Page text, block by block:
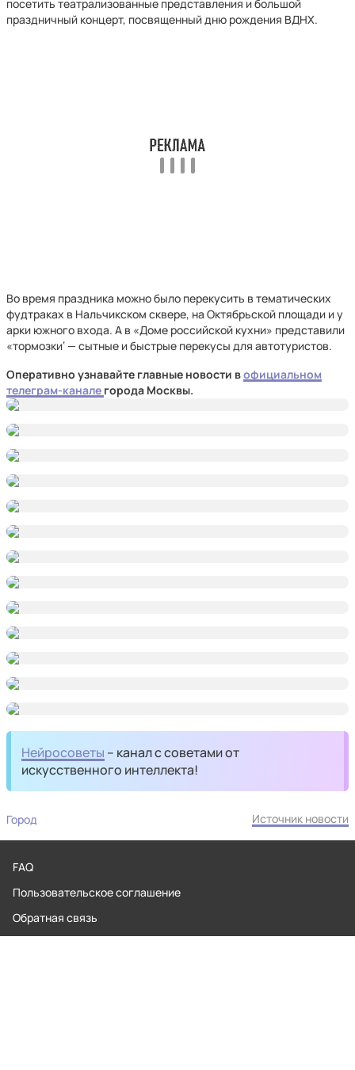
посетить театрализованные представления и большой
праздничный концерт, посвященный дню рождения ВДНХ.
Во время праздника можно было перекусить в тематических
фудтраках в Нальчикском сквере, на Октябрьской площади и у
арки южного входа. А в «Доме российской кухни» представили
«тормозки‘ — сытные и быстрые перекусы для автотуристов.
Оперативно узнавайте главные новости вофициальном
телеграм-канале города Москвы.
Нейросоветы – канал с советами от
искусственного интеллекта!
Город Источник новости
FAQ
Пользовательское соглашение
Обратная связь